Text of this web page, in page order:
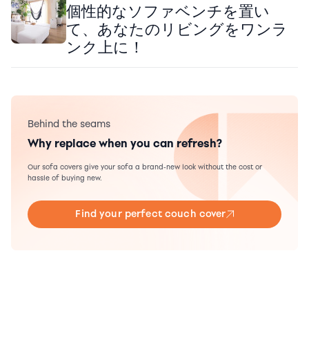
個性的なソファベンチを置い
て、あなたのリビングをワンラ
ンク上に！
Behind the seams
Why replace when you can refresh?
Our sofa covers give your sofa a brand-new look without the cost or
hassle of buying new.
Find your perfect couch cover